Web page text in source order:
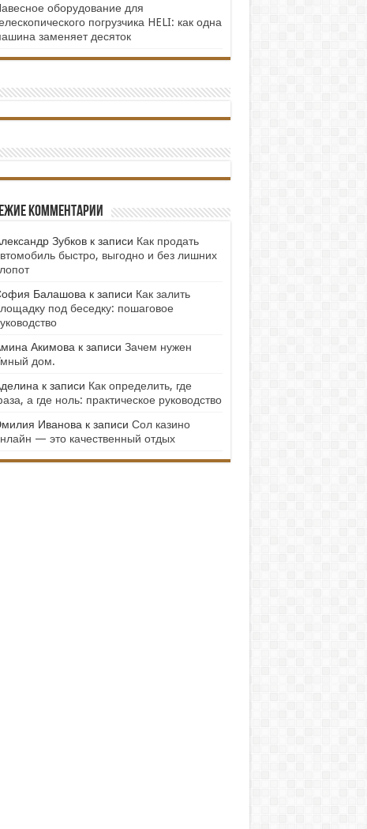
оборудование для
погрузчика HELI: как одна
заменяет десяток
комментарии
Зубковк записи Как продать
быстро, выгодно и без лишних
Балашова к записи Как залить
под беседку: пошаговое
Акимова к записи Зачем нужен
дом.
к записи Как определить, где
а где ноль: практическое руководство
Иванова к записи Сол казино
— это качественный отдых